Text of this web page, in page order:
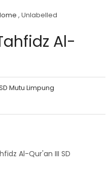
, Unlabelled
Al-
Mutu Limpung
Al-Qur'an III SD